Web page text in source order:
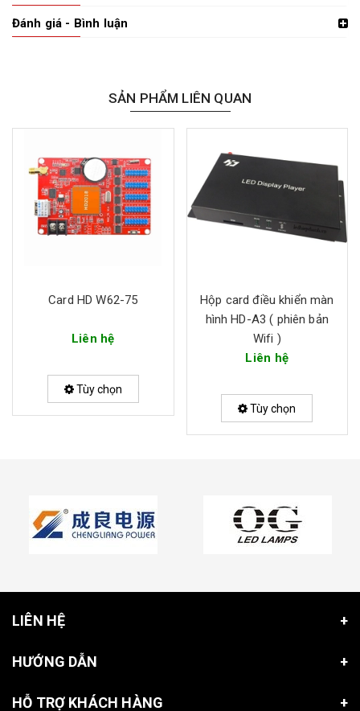
Đánh giá - Bình luận
SẢN PHẨM LIÊN QUAN
Card HD W62-75
Liên hệ
Tùy chọn
Hộp card điều khiển màn
hình HD-A3 ( phiên bản
Wifi )
Liên hệ
Tùy chọn
LIÊN HỆ
HƯỚNG DẪN
HỖ TRỢ KHÁCH HÀNG